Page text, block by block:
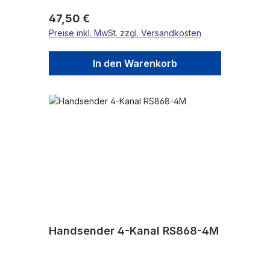
Regulärer Preis:
47,50 €
Preise inkl. MwSt. zzgl. Versandkosten
In den Warenkorb
Handsender 4-Kanal RS868-4M